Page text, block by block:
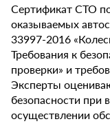
Сертификат СТО
оказываемых
33997-2016
Требования к
проверки» и
Эксперты
безопасности при
осуществлении